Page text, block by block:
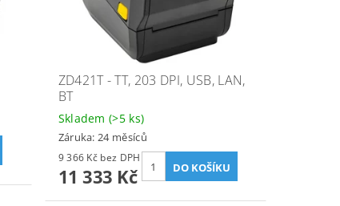
ZD421T - TT, 203 DPI, USB, LAN,
BT
Skladem(>5 ks)
Záruka: 24 měsíců
9 366 Kč bez DPH
11 333 Kč